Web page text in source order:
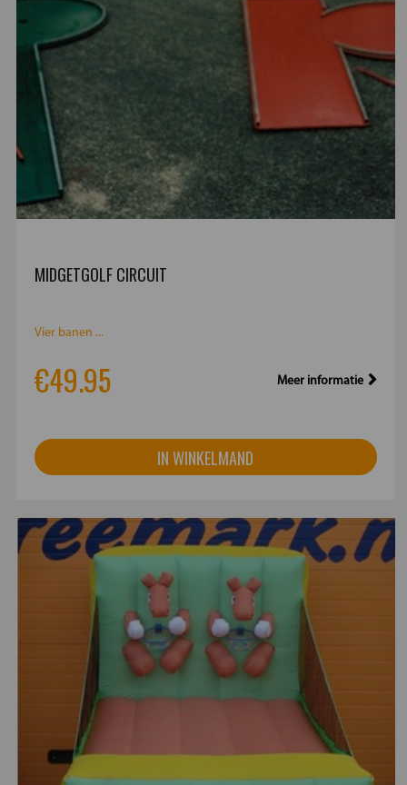
MIDGETGOLF CIRCUIT
Vier banen ...
€49.95 Meer informatie
IN WINKELMAND